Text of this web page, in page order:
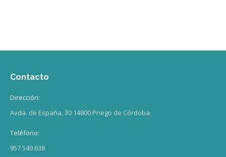
Contacto
Dirección:
Avda. de España, 30 14800 Priego de Córdoba
Teléfono:
957 540 638